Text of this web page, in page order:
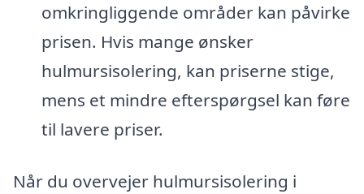
omkringliggende områder kan påvirke
prisen. Hvis mange ønsker
hulmursisolering, kan priserne stige,
mens et mindre efterspørgsel kan føre
til lavere priser.
Når du overvejer hulmursisolering i